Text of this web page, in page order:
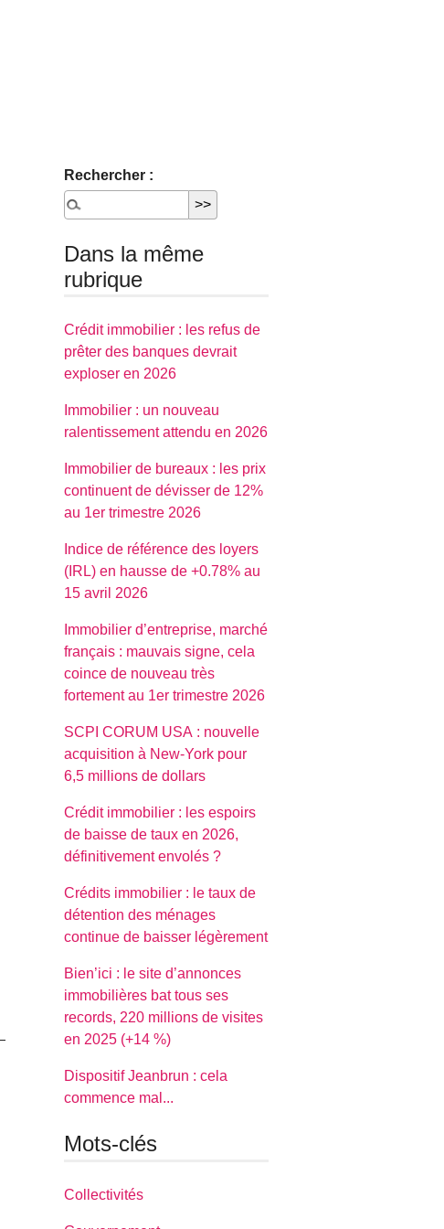
Rechercher :
Dans la même
rubrique
Crédit immobilier : les refus de
prêter des banques devrait
exploser en 2026
Immobilier : un nouveau
ralentissement attendu en 2026
Immobilier de bureaux : les prix
continuent de dévisser de 12%
au 1er trimestre 2026
Indice de référence des loyers
(IRL) en hausse de +0.78% au
15 avril 2026
Immobilier d’entreprise, marché
français : mauvais signe, cela
coince de nouveau très
fortement au 1er trimestre 2026
SCPI CORUM USA : nouvelle
acquisition à New-York pour
6,5 millions de dollars
Crédit immobilier : les espoirs
de baisse de taux en 2026,
définitivement envolés ?
Crédits immobilier : le taux de
détention des ménages
continue de baisser légèrement
Bien’ici : le site d’annonces
immobilières bat tous ses
records, 220 millions de visites
en 2025 (+14 %)
Dispositif Jeanbrun : cela
commence mal...
Mots-clés
Collectivités